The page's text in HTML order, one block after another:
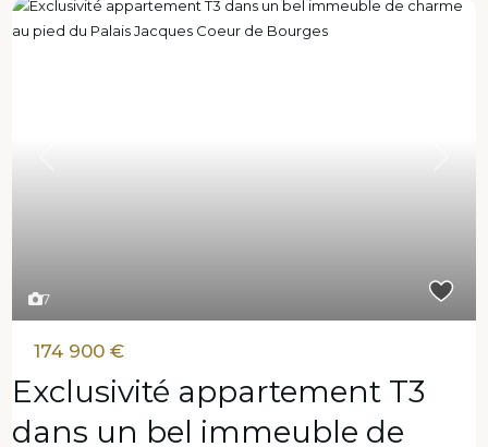
7
174 900 €
Exclusivité appartement T3
dans un bel immeuble de